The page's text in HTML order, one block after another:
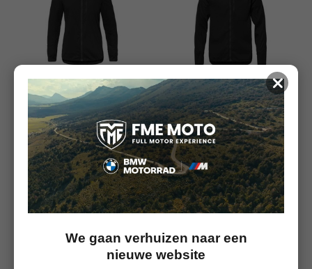
Softshelljack BMW GS
Zwart - Dames
€ 162.00
Softshelljack BMW GS
Zwart - Heren
€ 162.00
×
We gaan verhuizen naar een
nieuwe website